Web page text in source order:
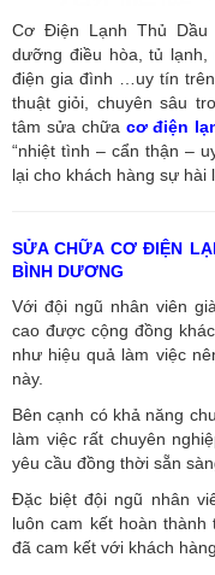
Cơ Điện Lạnh Thủ Dầu
dưỡng điều hòa, tủ
điện gia đình …uy tín
thuật giỏi, chuyên sâu
tâm sửa chữa cơ điện
“nhiệt tình – cẩn thận –
lại cho khách hàng sự hài
SỬA CHỮA CƠ ĐIỆN
BÌNH DƯƠNG
Với đội ngũ nhân viên
cao được cộng đồng
như hiệu quả làm việc
này.
Bên cạnh có khả năng
làm việc rất chuyên
yêu cầu đồng thời sẵn
Đặc biệt đội ngũ nhân
luôn cam kết hoàn
đã cam kết với khách